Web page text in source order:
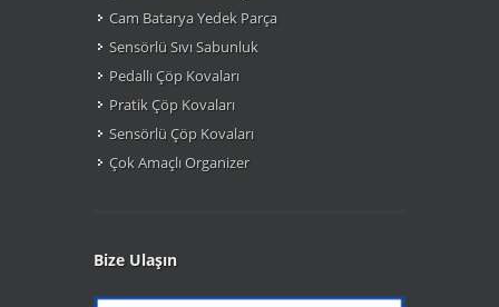
Cam Batarya Yedek Parça
Sensörlü Sıvı Sabunluk
Pedallı Çöp Kovaları
Pratik Çöp Kovaları
Sensörlü Çöp Kovaları
Çok Amaçlı Organizer
Bize Ulaşın